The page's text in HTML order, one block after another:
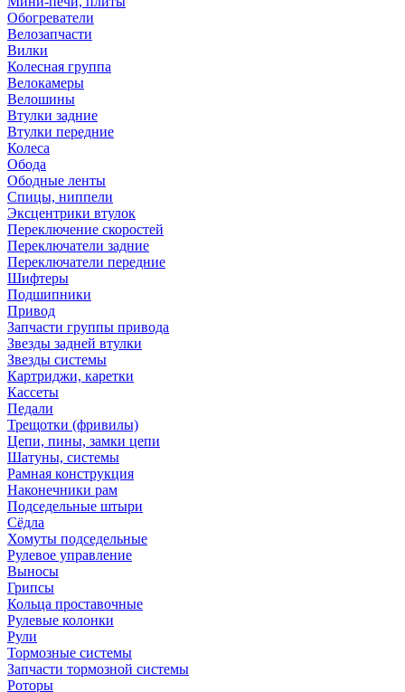
Обогреватели
Велозапчасти
Вилки
Колесная группа
Велокамеры
Велошины
Втулки задние
Втулки передние
Колеса
Обода
Ободные ленты
Спицы, ниппели
Эксцентрики втулок
Переключение скоростей
Переключатели задние
Переключатели передние
Шифтеры
Подшипники
Привод
Запчасти группы привода
Звезды задней втулки
Звезды системы
Картриджи, каретки
Кассеты
Педали
Трещотки (фривилы)
Цепи, пины, замки цепи
Шатуны, системы
Рамная конструкция
Наконечники рам
Подседельные штыри
Сёдла
Хомуты подседельные
Рулевое управление
Выносы
Грипсы
Кольца проставочные
Рулевые колонки
Рули
Тормозные системы
Запчасти тормозной системы
Роторы